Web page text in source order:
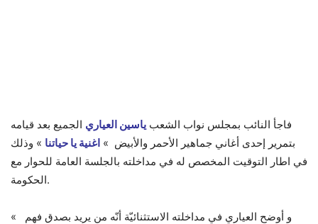
فاجأ النائب بمجلس نواب الشعب ياسين العياري الجميع بعد قيامه
بتمرير إحدى أغاني جماهير الأحمر والأبيض » اغنية يا حياتنا » وذلك
في اطار التوقيت المخصص له في مداخلته بالجلسة العامة للحوار مع
الحكومة.
و أوضح العياري في مداخلته الاستثنائيّة أنّه من يريد بصدق فهم »